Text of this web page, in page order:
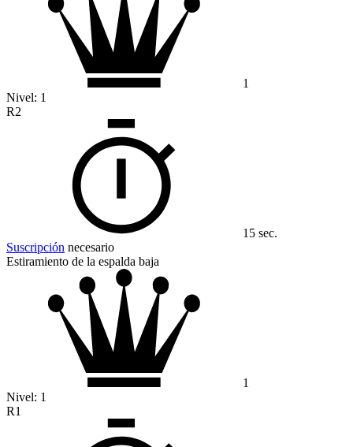
1
Nivel: 1
R2
15 sec.
Suscripción necesario
Estiramiento de la espalda baja
1
Nivel: 1
R1